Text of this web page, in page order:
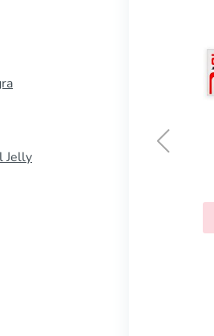
Jelly